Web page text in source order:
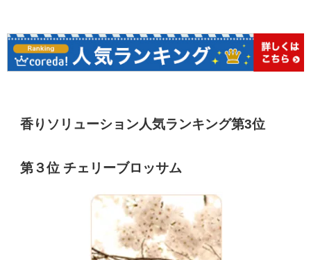
香りソリューション人気ランキング第3位
第３位 チェリーブロッサム